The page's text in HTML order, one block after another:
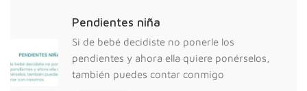
Pendientes niña
Si de bebé decidiste no ponerle los
pendientes y ahora ella quiere ponérselos,
también puedes contar conmigo